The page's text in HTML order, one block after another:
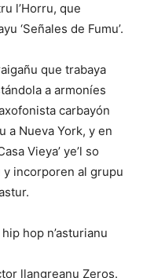
l’Horru, que
‘Señales de Fumu’.
que trabaya
a armoníes
carbayón
a Nueva York, y en
Vieya’ ye’l so
y incorporen al grupu
hop n’asturianu
llangreanu Zeros.